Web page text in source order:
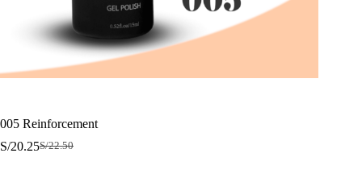
005 Reinforcement
S/22.50
El
S/20.25El